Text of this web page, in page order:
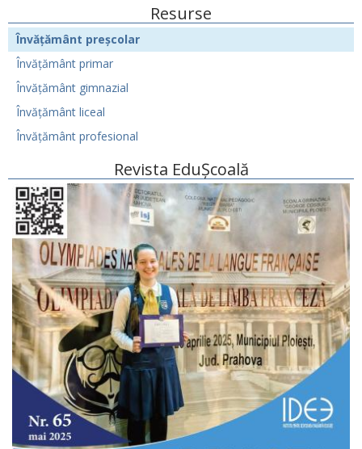
Resurse
Învățământ preșcolar
Învățământ primar
Învățământ gimnazial
Învățământ liceal
Învățământ profesional
Revista EduȘcoală